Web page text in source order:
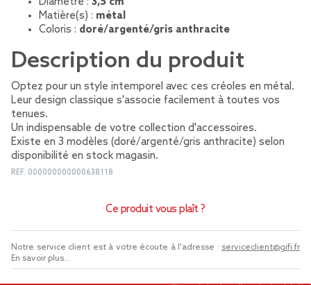
Matière(s) : métal
Coloris : doré/argenté/gris anthracite
Description du produit
Optez pour un style intemporel avec ces créoles en métal.
Leur design classique s'associe facilement à toutes vos
tenues.
Un indispensable de votre collection d'accessoires.
Existe en 3 modèles (doré/argenté/gris anthracite) selon
disponibilité en stock magasin.
REF. 000000000000638118
Ce produit vous plaît ?
Notre service client est à votre écoute à l'adresse : serviceclient@gifi.fr
En savoir plus...